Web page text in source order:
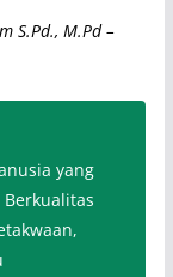
S.Pd., M.Pd –
yang